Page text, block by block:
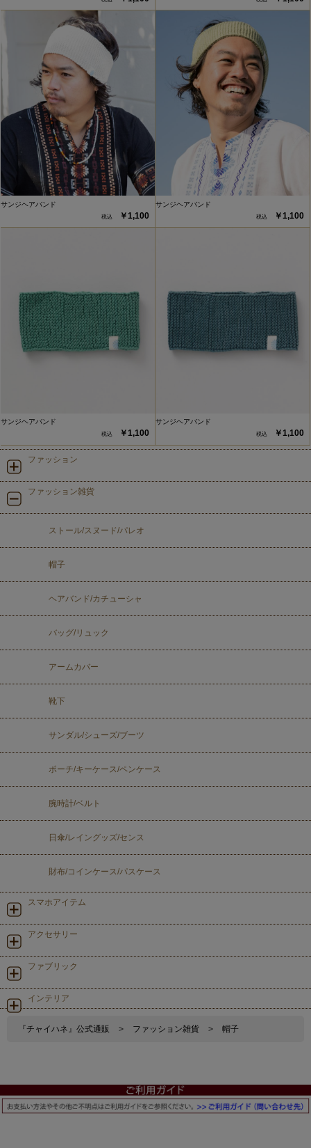
サンジヘアバンド
￥1,100
サンジヘアバンド
￥1,100
サンジヘアバンド
￥1,100
サンジヘアバンド
￥1,100
ファッション
ファッション雑貨
ストール/スヌード/パレオ
帽子
ヘアバンド/カチューシャ
バッグ/リュック
アームカバー
靴下
サンダル/シューズ/ブーツ
ポーチ/キーケース/ペンケース
腕時計/ベルト
日傘/レイングッズ/センス
財布/コインケース/パスケース
スマホアイテム
アクセサリー
ファブリック
インテリア
『チャイハネ』公式通販 > ファッション雑貨 > 帽子